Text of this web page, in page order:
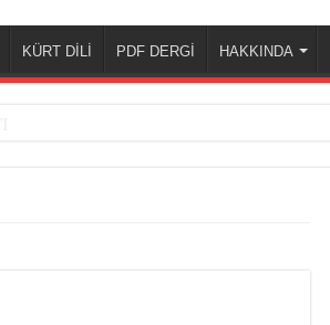
KÜRT DİLİ PDF DERGİ HAKKINDA